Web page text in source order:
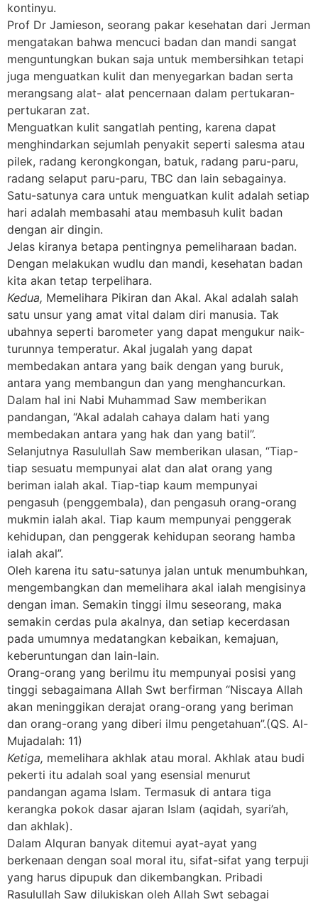
kontinyu.
Prof Dr Jamieson, seorang pakar kesehatan dari Jerman
mengatakan bahwa mencuci badan dan mandi sangat
menguntungkan bukan saja untuk membersihkan tetapi
juga menguatkan kulit dan menyegarkan badan serta
merangsang alat- alat pencernaan dalam pertukaran-
pertukaran zat.
Menguatkan kulit sangatlah penting, karena dapat
menghindarkan sejumlah penyakit seperti salesma atau
pilek, radang kerongkongan, batuk, radang paru-paru,
radang selaput paru-paru, TBC dan lain sebagainya.
Satu-satunya cara untuk menguatkan kulit adalah setiap
hari adalah membasahi atau membasuh kulit badan
dengan air dingin.
Jelas kiranya betapa pentingnya pemeliharaan badan.
Dengan melakukan wudlu dan mandi, kesehatan badan
kita akan tetap terpelihara.
Kedua, Memelihara Pikiran dan Akal. Akal adalah salah
satu unsur yang amat vital dalam diri manusia. Tak
ubahnya seperti barometer yang dapat mengukur naik-
turunnya temperatur. Akal jugalah yang dapat
membedakan antara yang baik dengan yang buruk,
antara yang membangun dan yang menghancurkan.
Dalam hal ini Nabi Muhammad Saw memberikan
pandangan, “Akal adalah cahaya dalam hati yang
membedakan antara yang hak dan yang batil”.
Selanjutnya Rasulullah Saw memberikan ulasan, “Tiap-
tiap sesuatu mempunyai alat dan alat orang yang
beriman ialah akal. Tiap-tiap kaum mempunyai
pengasuh (penggembala), dan pengasuh orang-orang
mukmin ialah akal. Tiap kaum mempunyai penggerak
kehidupan, dan penggerak kehidupan seorang hamba
ialah akal”.
Oleh karena itu satu-satunya jalan untuk menumbuhkan,
mengembangkan dan memelihara akal ialah mengisinya
dengan iman. Semakin tinggi ilmu seseorang, maka
semakin cerdas pula akalnya, dan setiap kecerdasan
pada umumnya medatangkan kebaikan, kemajuan,
keberuntungan dan lain-lain.
Orang-orang yang berilmu itu mempunyai posisi yang
tinggi sebagaimana Allah Swt berfirman “Niscaya Allah
akan meninggikan derajat orang-orang yang beriman
dan orang-orang yang diberi ilmu pengetahuan”.(QS. Al-
Mujadalah: 11)
Ketiga, memelihara akhlak atau moral. Akhlak atau budi
pekerti itu adalah soal yang esensial menurut
pandangan agama Islam. Termasuk di antara tiga
kerangka pokok dasar ajaran Islam (aqidah, syari’ah,
dan akhlak).
Dalam Alquran banyak ditemui ayat-ayat yang
berkenaan dengan soal moral itu, sifat-sifat yang terpuji
yang harus dipupuk dan dikembangkan. Pribadi
Rasulullah Saw dilukiskan oleh Allah Swt sebagai